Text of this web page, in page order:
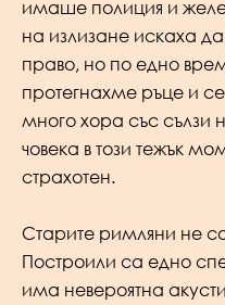
имаше полиция и
на излизане искаха
право, но по едно
протегнахме ръце и
много хора със сълзи
човека в този тежък
страхотен.
Старите римляни не
Построили са едно
има невероятна